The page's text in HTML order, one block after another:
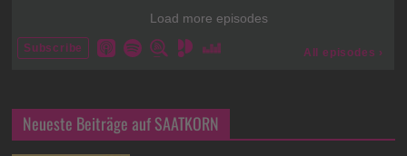
Neueste Beiträge auf SAATKORN